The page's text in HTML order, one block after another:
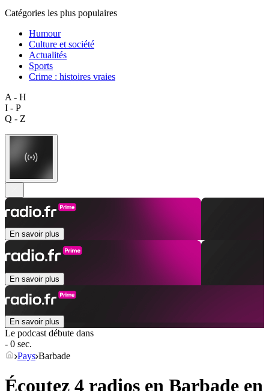
Catégories les plus populaires
Humour
Culture et société
Actualités
Sports
Crime : histoires vraies
A - H
I - P
Q - Z
En savoir plus
En savoir plus
En savoir plus
Le podcast débute dans
- 0 sec.
Pays Barbade
Écoutez 4 radios en Barbade en